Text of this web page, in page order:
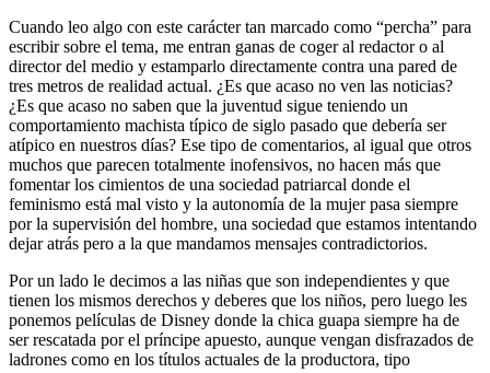
Cuando leo algo con este carácter tan marcado como “percha” para
escribir sobre el tema, me entran ganas de coger al redactor o al
director del medio y estamparlo directamente contra una pared de
tres metros de realidad actual. ¿Es que acaso no ven las noticias?
¿Es que acaso no saben que la juventud sigue teniendo un
comportamiento machista típico de siglo pasado que debería ser
atípico en nuestros días? Ese tipo de comentarios, al igual que otros
muchos que parecen totalmente inofensivos, no hacen más que
fomentar los cimientos de una sociedad patriarcal donde el
feminismo está mal visto y la autonomía de la mujer pasa siempre
por la supervisión del hombre, una sociedad que estamos intentando
dejar atrás pero a la que mandamos mensajes contradictorios.
Por un lado le decimos a las niñas que son independientes y que
tienen los mismos derechos y deberes que los niños, pero luego les
ponemos películas de Disney donde la chica guapa siempre ha de
ser rescatada por el príncipe apuesto, aunque vengan disfrazados de
ladrones como en los títulos actuales de la productora, tipo